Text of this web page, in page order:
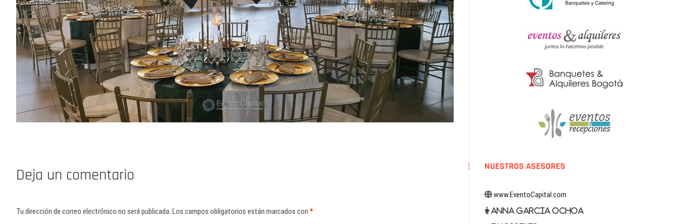
Deja un comentario
Tu dirección de correo electrónico no será publicada. Los campos obligatorios están marcados con *
NUESTROS ASESORES
www.EventoCapital.com
Anna Garcia Ochoa